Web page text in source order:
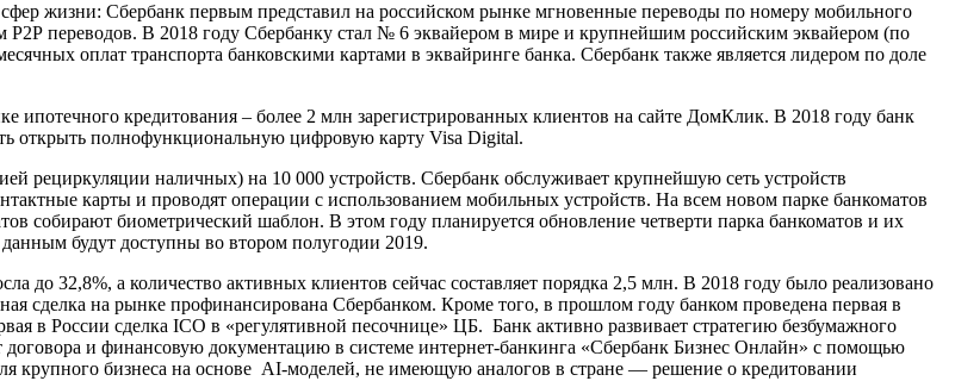
жизни: Сбербанк первым представил на российском рынке мгновенные переводы по номеру мобильного
Р2Р переводов. В 2018 году Сбербанку стал № 6 эквайером в мире и крупнейшим российским эквайером (по
оплат транспорта банковскими картами в эквайринге банка. Сбербанк также является лидером по доле
ипотечного кредитования – более 2 млн зарегистрированных клиентов на сайте ДомКлик. В 2018 году банк
открыть полнофункциональную цифровую карту Visa Digital.
рециркуляции наличных) на 10 000 устройств. Сбербанк обслуживает крупнейшую сеть устройств
карты и проводят операции с использованием мобильных устройств. На всем новом парке банкоматов
собирают биометрический шаблон. В этом году планируется обновление четверти парка банкоматов и их
будут доступны во втором полугодии 2019.
до 32,8%, а количество активных клиентов сейчас составляет порядка 2,5 млн. В 2018 году было реализовано
сделка на рынке профинансирована Сбербанком. Кроме того, в прошлом году банком проведена первая в
в России сделка ICO в «регулятивной песочнице» ЦБ. Банк активно развивает стратегию безбумажного
и финансовую документацию в системе интернет-банкинга «Сбербанк Бизнес Онлайн» с помощью
крупного бизнеса на основе AI-моделей, не имеющую аналогов в стране — решение о кредитовании